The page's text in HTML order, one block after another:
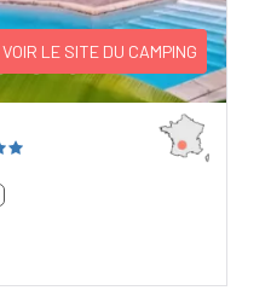
VOIR LE SITE DU CAMPING